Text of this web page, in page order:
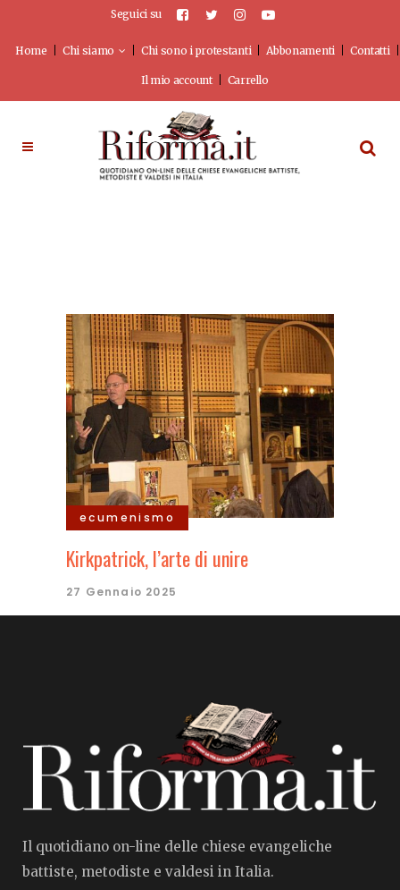
Seguici su
Home Chi siamo Chi sono i protestanti Abbonamenti Contatti
Il mio account Carrello
ecumenismo
Kirkpatrick, l’arte di unire
27 Gennaio 2025
Il quotidiano on-line delle chiese evangeliche
battiste, metodiste e valdesi in Italia.